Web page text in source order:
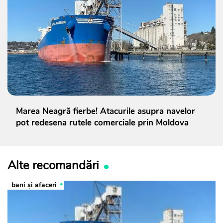
Marea Neagră fierbe! Atacurile asupra navelor
pot redesena rutele comerciale prin Moldova
Alte recomandări
bani și afaceri